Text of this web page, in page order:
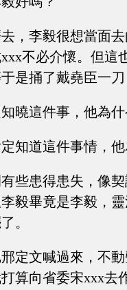
，李毅很想當面
不必介懷。但這
是捅了戴堯臣一
曉這件事，他為
知道這件事情，
些患得患失，像
毅畢竟是李毅，
。
定文喊過來，不
算向省委宋xxx去